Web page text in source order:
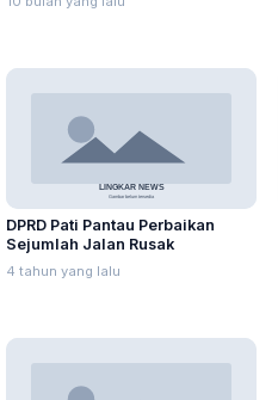
DPRD Pati Pantau Perbaikan
Sejumlah Jalan Rusak
4 tahun yang lalu